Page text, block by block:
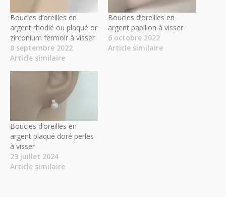
Boucles d’oreilles en
argent rhodié ou plaqué or
zirconium fermoir à visser
8 septembre 2022
Article similaire
Boucles d’oreilles en
argent papillon à visser
6 octobre 2022
Article similaire
Boucles d’oreilles en
argent plaqué doré perles
à visser
23 juillet 2024
Article similaire